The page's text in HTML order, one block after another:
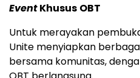
EventKhusus OBT
Untuk merayakan
Unite menyiapkan
bersama komunitas,